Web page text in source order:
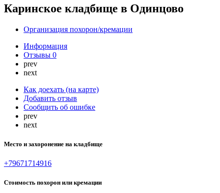
Каринское кладбище в Одинцово
Организация похорон/кремации
Информация
Отзывы 0
prev
next
Как доехать (на карте)
Добавить отзыв
Сообщить об ошибке
prev
next
Место и захоронение на кладбище
+79671714916
Стоимость похорон или кремации